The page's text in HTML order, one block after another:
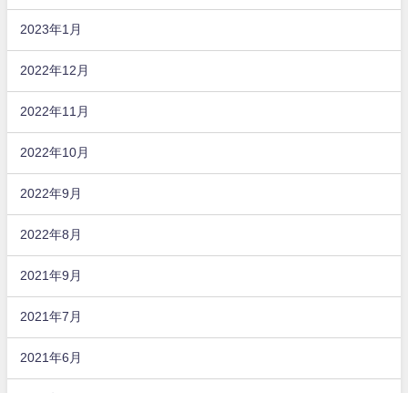
2023年1月
2022年12月
2022年11月
2022年10月
2022年9月
2022年8月
2021年9月
2021年7月
2021年6月